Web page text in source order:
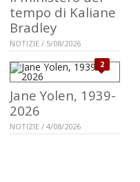
tempo di Kaliane
Bradley
NOTIZIE / 5/08/2026
2
Jane Yolen, 1939-
2026
NOTIZIE / 4/08/2026